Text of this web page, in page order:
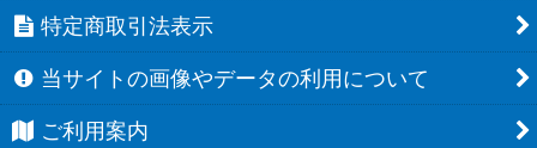
特定商取引法表示
当サイトの画像やデータの利用について
ご利用案内